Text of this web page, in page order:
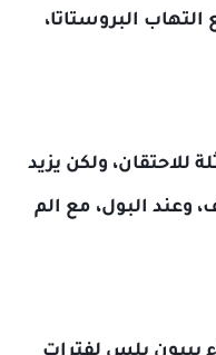
البروستاتا،
للاحتقان، ولكن يزيد
وعند البول، مع الم